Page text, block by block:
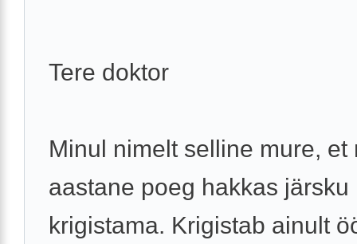
Tere doktor
Minul nimelt selline mure, et
aastane poeg hakkas järsku
krigistama. Krigistab ainult